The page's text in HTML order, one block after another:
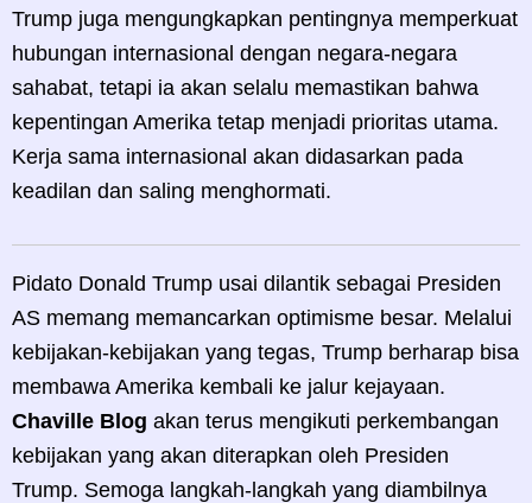
Trump juga mengungkapkan pentingnya memperkuat
hubungan internasional dengan negara-negara
sahabat, tetapi ia akan selalu memastikan bahwa
kepentingan Amerika tetap menjadi prioritas utama.
Kerja sama internasional akan didasarkan pada
keadilan dan saling menghormati.
Pidato Donald Trump usai dilantik sebagai Presiden
AS memang memancarkan optimisme besar. Melalui
kebijakan-kebijakan yang tegas, Trump berharap bisa
membawa Amerika kembali ke jalur kejayaan.
Chaville Blog akan terus mengikuti perkembangan
kebijakan yang akan diterapkan oleh Presiden
Trump. Semoga langkah-langkah yang diambilnya